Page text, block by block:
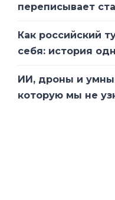
переписывает
Как российский
себя: история
ИИ, дроны и
которую мы не